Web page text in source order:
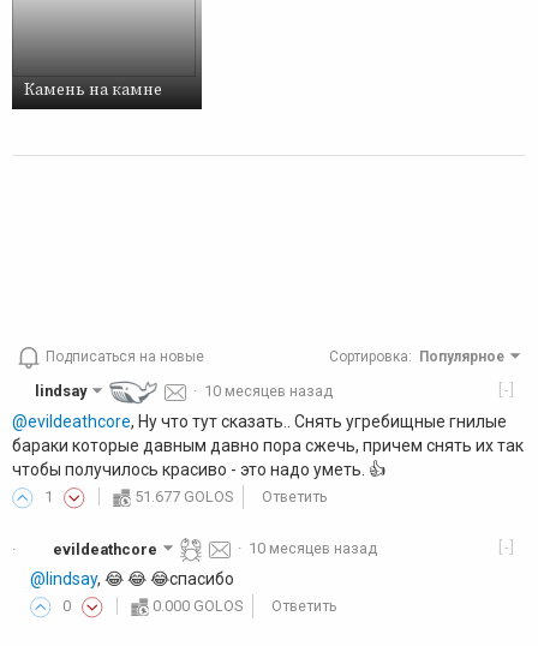
Камень на камне
Подписаться на новые Сортировка: Популярное
[-]
lindsay · 10 месяцев назад
@evildeathcore, Ну что тут сказать.. Снять угребищные гнилые
бараки которые давным давно пора сжечь, причем снять их так
чтобы получилось красиво - это надо уметь. 👍️
1 51.677 GOLOS Ответить
· [-]
evildeathcore · 10 месяцев назад
@lindsay, 😂 😂 😂спасибо
0 0.000 GOLOS Ответить